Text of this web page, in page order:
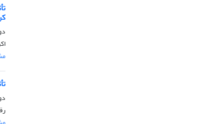
دوره 8،
دوره 8،